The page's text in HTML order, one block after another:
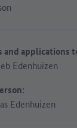
and applications
Edenhuizen
Edenhuizen